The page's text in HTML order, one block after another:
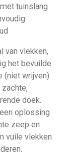
tuinslang
van vlekken,
het bevuilde
(niet wrijven)
doek.
oplossing
zeep en
vuile vlekken